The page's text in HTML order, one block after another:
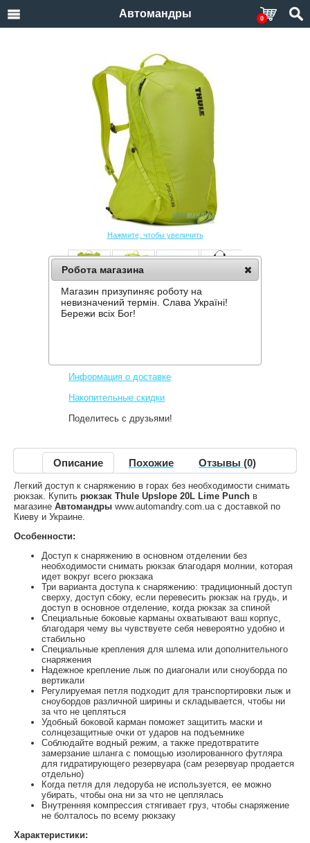
Автомандры 0
Нажмите, чтобы увеличить
РЮКЗАК THULE UPSLOPE 20L LIME PUNCH
Информация о доставке
Накопительные скидки
Поделитесь с друзьями!
Описание Похожие Отзывы (0)
Легкий доступ к снаряжению в горах без необходимости снимать
рюкзак. Купить рюкзак Thule Upslope 20L Lime Punch в
магазине Автомандры www.automandry.com.ua с доставкой по
Киеву и Украине.
Особенности:
Доступ к снаряжению в основном отделении без
необходимости снимать рюкзак благодаря молнии, которая
идет вокруг всего рюкзака
Три варианта доступа к снаряжению: традиционный доступ
сверху, доступ сбоку, если перевесить рюкзак на грудь, и
доступ в основное отделение, когда рюкзак за спиной
Специальные боковые карманы охватывают ваш корпус,
благодаря чему вы чувствуете себя невероятно удобно и
стабильно
Специальные крепления для шлема или дополнительного
снаряжения
Надежное крепление лыж по диагонали или сноуборда по
вертикали
Регулируемая петля подходит для транспортировки лыж и
сноубордов различной ширины и складывается, чтобы ни
за что не цепляться
Удобный боковой карман поможет защитить маски и
солнцезащитные очки от ударов на подъемнике
Соблюдайте водный режим, а также предотвратите
замерзание шланга с помощью изолированного футляра
для гидратирующего резервуара (сам резервуар продается
отдельно)
Когда петля для ледоруба не используется, ее можно
убирать, чтобы она ни за что не цеплялась
Внутренняя компрессия стягивает груз, чтобы снаряжение
не болталось по всему рюкзаку
Характеристики:
Робота магазина
Магазин призупиняє роботу на
невизначений термін. Слава Україні!
Бережи всіх Бог!